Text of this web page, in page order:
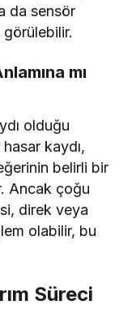
da sensör
görülebilir.
mı
olduğu
kaydı,
belirli bir
Ancak çoğu
direk veya
olabilir, bu
Süreci